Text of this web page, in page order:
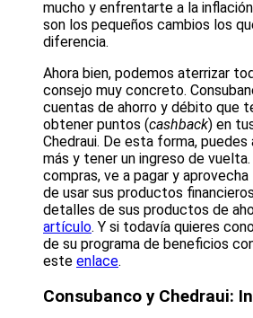
mucho y enfrentarte a la
son los pequeños cambios los
diferencia.
Ahora bien, podemos aterrizar
consejo muy concreto.
cuentas de ahorro y débito que
obtener puntos (cashback) en
Chedraui. De esta forma, puedes
más y tener un ingreso de
compras, ve a pagar y
de usar sus productos
detalles de sus productos de
artículo. Y si todavía quieres
de su programa de beneficios
este enlace.
Consubanco y Chedraui: